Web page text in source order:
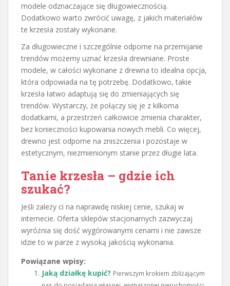
modele odznaczające się długowiecznością.
Dodatkowo warto zwrócić uwagę, z jakich materiałów
te krzesła zostały wykonane.
Za długowieczne i szczególnie odporne na przemijanie
trendów możemy uznać krzesła drewniane. Proste
modele, w całości wykonane z drewna to idealna opcja,
która odpowiada na tę potrzebę. Dodatkowo, takie
krzesła łatwo adaptują się do zmieniających się
trendów. Wystarczy, że połączy się je z kilkoma
dodatkami, a przestrzeń całkowicie zmienia charakter,
bez konieczności kupowania nowych mebli. Co więcej,
drewno jest odporne na zniszczenia i pozostaje w
estetycznym, niezmienionym stanie przez długie lata.
Tanie krzesła – gdzie ich
szukać?
Jeśli zależy ci na naprawdę niskiej cenie, szukaj w
internecie. Oferta sklepów stacjonarnych zazwyczaj
wyróżnia się dość wygórowanymi cenami i nie zawsze
idzie to w parze z wysoką jakością wykonania.
Powiązane wpisy:
Jaką działkę kupić? Pierwszym krokiem zbliżającym